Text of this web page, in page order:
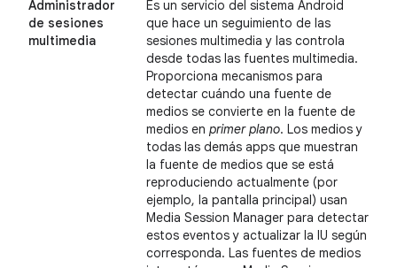
Administrador
de sesiones
multimedia
Es un servicio del sistema Android
que hace un seguimiento de las
sesiones multimedia y las controla
desde todas las fuentes multimedia.
Proporciona mecanismos para
detectar cuándo una fuente de
medios se convierte en la fuente de
medios en primer plano. Los medios y
todas las demás apps que muestran
la fuente de medios que se está
reproduciendo actualmente (por
ejemplo, la pantalla principal) usan
Media Session Manager para detectar
estos eventos y actualizar la IU según
corresponda. Las fuentes de medios